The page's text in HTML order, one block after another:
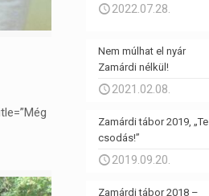
2022.07.28.
Nem múlhat el nyár
Zamárdi nélkül!
2021.02.08.
Zamárdi tábor 2019, „Te
csodás!”
2019.09.20.
Zamárdi tábor 2018 –